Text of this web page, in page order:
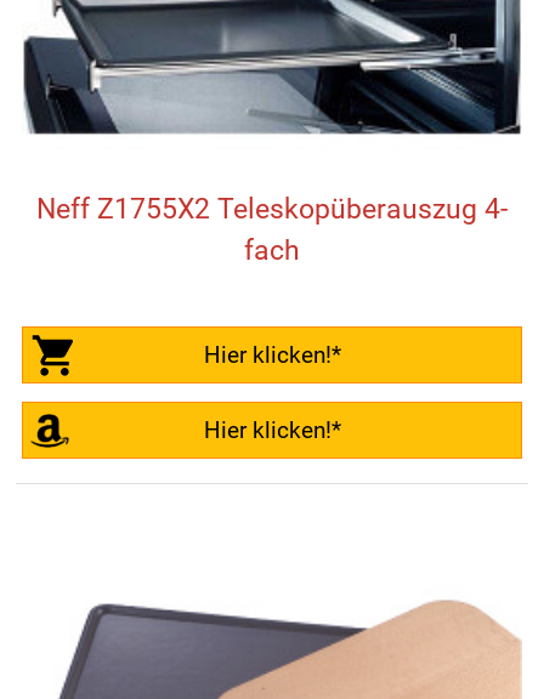
Neff Z1755X2 Teleskopüberauszug 4-
fach
Hier klicken!*
Hier klicken!*